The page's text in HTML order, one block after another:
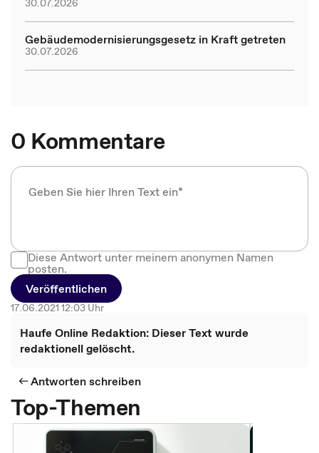
Gebäudemodernisierungsgesetz in Kraft getreten
30.07.2026
0 Kommentare
Diese Antwort unter meinem anonymen Namen
posten.
Veröffentlichen
17.06.2021 12:03 Uhr
Haufe Online Redaktion: Dieser Text wurde
redaktionell gelöscht.
Antworten schreiben
Top-Themen